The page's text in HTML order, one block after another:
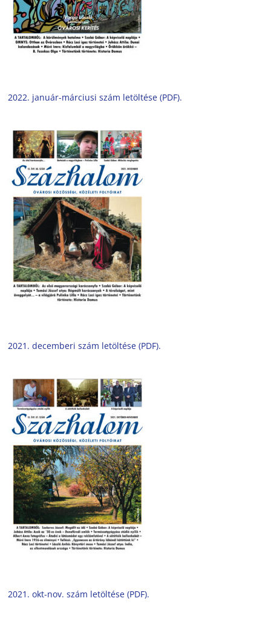
2022. január-márciusi szám letöltése (PDF).
2021. decemberi szám letöltése (PDF).
2021. okt-nov. szám letöltése (PDF).